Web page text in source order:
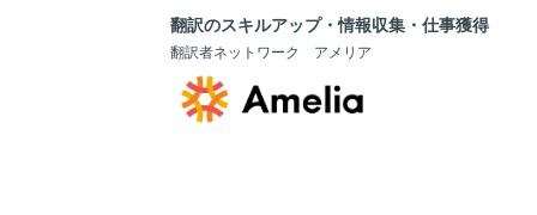
翻訳のスキルアップ・情報収集・仕事獲得
翻訳者ネットワーク アメリア